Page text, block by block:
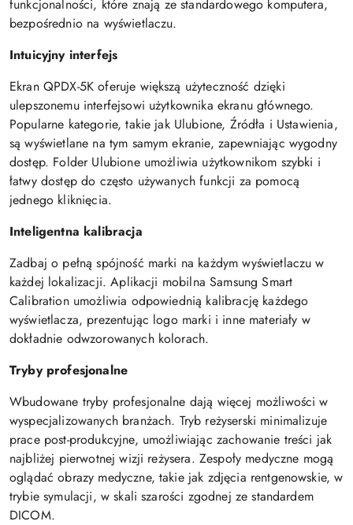
funkcjonalności, które znają ze standardowego komputera,
bezpośrednio na wyświetlaczu.
Intuicyjny interfejs
Ekran QPDX-5K oferuje większą użyteczność dzięki
ulepszonemu interfejsowi użytkownika ekranu głównego.
Popularne kategorie, takie jak Ulubione, Źródła i Ustawienia,
są wyświetlane na tym samym ekranie, zapewniając wygodny
dostęp. Folder Ulubione umożliwia użytkownikom szybki i
łatwy dostęp do często używanych funkcji za pomocą
jednego kliknięcia.
Inteligentna kalibracja
Zadbaj o pełną spójność marki na każdym wyświetlaczu w
każdej lokalizacji. Aplikacji mobilna Samsung Smart
Calibration umożliwia odpowiednią kalibrację każdego
wyświetlacza, prezentując logo marki i inne materiały w
dokładnie odwzorowanych kolorach.
Tryby profesjonalne
Wbudowane tryby profesjonalne dają więcej możliwości w
wyspecjalizowanych branżach. Tryb reżyserski minimalizuje
prace post-produkcyjne, umożliwiając zachowanie treści jak
najbliżej pierwotnej wizji reżysera. Zespoły medyczne mogą
oglądać obrazy medyczne, takie jak zdjęcia rentgenowskie, w
trybie symulacji, w skali szarości zgodnej ze standardem
DICOM.